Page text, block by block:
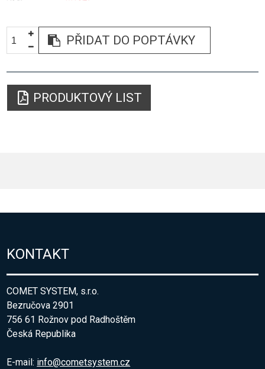
PŘIDAT DO POPTÁVKY
PRODUKTOVÝ LIST
KONTAKT
COMET SYSTEM, s.r.o.
Bezručova 2901
756 61 Rožnov pod Radhoštěm
Česká Republika
E-mail: info@cometsystem.cz